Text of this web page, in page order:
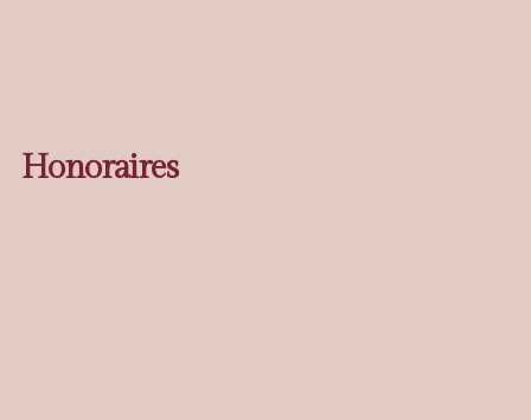
Honoraires